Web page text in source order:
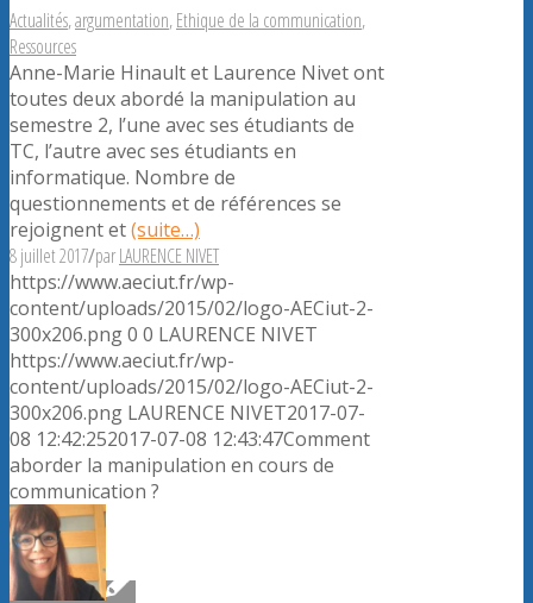
Actualités,argumentation,Ethique de la communication,
Ressources
Anne-Marie Hinault et Laurence Nivet ont
toutes deux abordé la manipulation au
semestre 2, l’une avec ses étudiants de
TC, l’autre avec ses étudiants en
informatique. Nombre de
questionnements et de références se
rejoignent et(suite…)
8 juillet 2017/parLAURENCE NIVET
https://www.aeciut.fr/wp-
content/uploads/2015/02/logo-AECiut-2-
300x206.png0 0 LAURENCE NIVET
https://www.aeciut.fr/wp-
content/uploads/2015/02/logo-AECiut-2-
300x206.png LAURENCE NIVET2017-07-
08 12:42:252017-07-08 12:43:47Comment
aborder la manipulation en cours de
communication ?